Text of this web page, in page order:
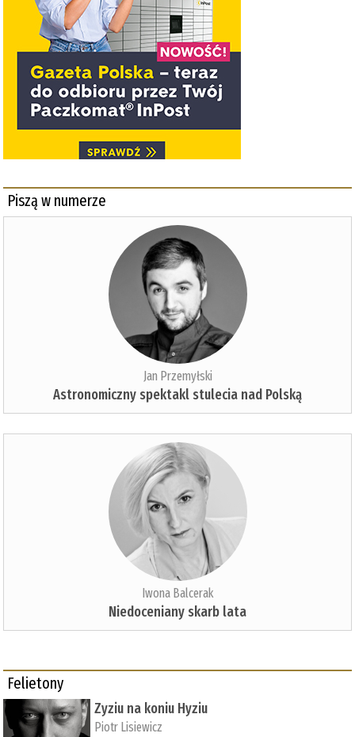
Piszą w numerze
Jan Przemyłski
Astronomiczny spektakl stulecia nad Polską
Iwona Balcerak
Niedoceniany skarb lata
Felietony
Zyziu na koniu Hyziu
Piotr Lisiewicz